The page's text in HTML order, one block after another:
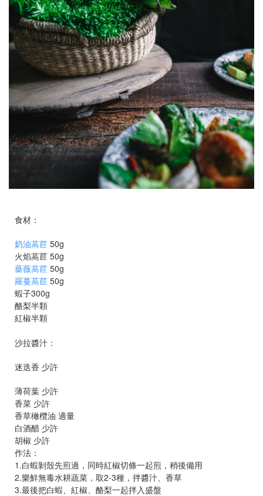
食材：
奶油萵苣 50g
火焰萵苣 50g
薔薇萵苣 50g
羅蔓萵苣 50g
蝦子300g
酪梨半顆
紅椒半顆
沙拉醬汁：
迷迭香 少許
薄荷葉 少許
香菜 少許
香草橄欖油 適量
白酒醋 少許
胡椒 少許
作法：
1.白蝦剝殼先煎過，同時紅椒切條一起煎，稍後備用
2.樂鮮無毒水耕蔬菜，取2-3種，拌醬汁、香草
3.最後把白蝦、紅椒、酪梨一起拌入盛盤